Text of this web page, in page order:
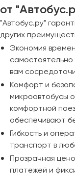
от
"Автобус.ру"
других
Экономия
самостоятельно
вам
Комфорт и
микроавтобусы
комфортной
обеспечивают
Гибкость и
транспорт в
Прозрачная
платежей и